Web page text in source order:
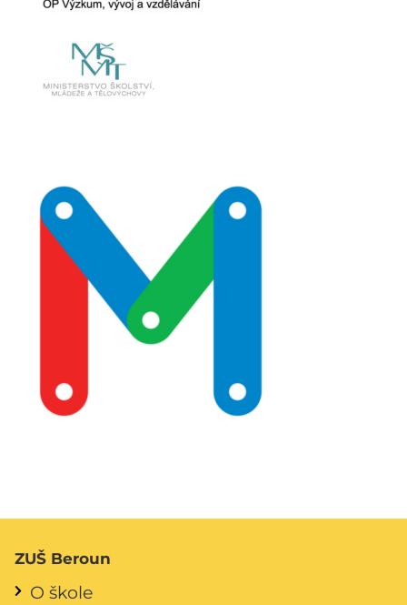
ZUŠ Beroun
O škole